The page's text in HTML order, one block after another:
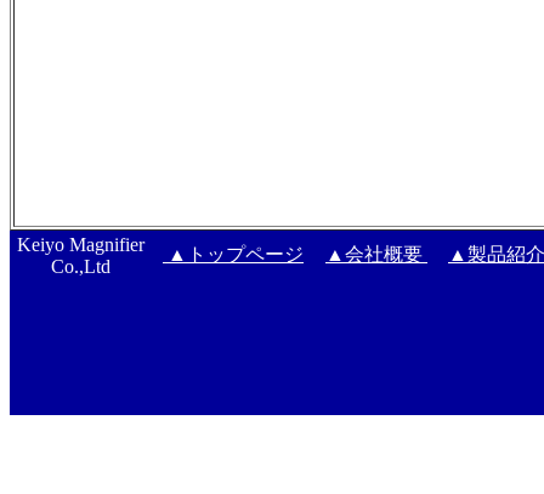
Keiyo Magnifier
Co.,Ltd
▲トップページ ▲会社概要 ▲製品紹介